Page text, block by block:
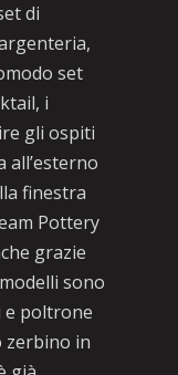
di
set
i
gli ospiti
all’esterno
finestra
Pottery
grazie
sono
e poltrone
zerbino in